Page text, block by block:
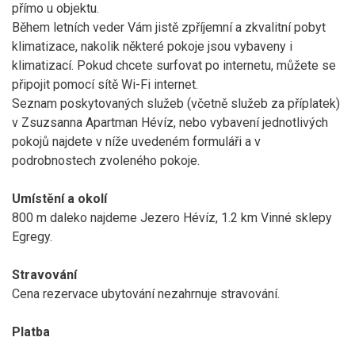
přímo u objektu.
Během letních veder Vám jistě zpříjemní a zkvalitní pobyt
klimatizace, nakolik některé pokoje jsou vybaveny i
klimatizací. Pokud chcete surfovat po internetu, můžete se
připojit pomocí sítě Wi-Fi internet.
Seznam poskytovaných služeb (včetně služeb za příplatek)
v Zsuzsanna Apartman Hévíz, nebo vybavení jednotlivých
pokojů najdete v níže uvedeném formuláři a v
podrobnostech zvoleného pokoje.
Umístění a okolí
800 m daleko najdeme Jezero Hévíz, 1.2 km Vinné sklepy
Egregy.
Stravování
Cena rezervace ubytování nezahrnuje stravování.
Platba